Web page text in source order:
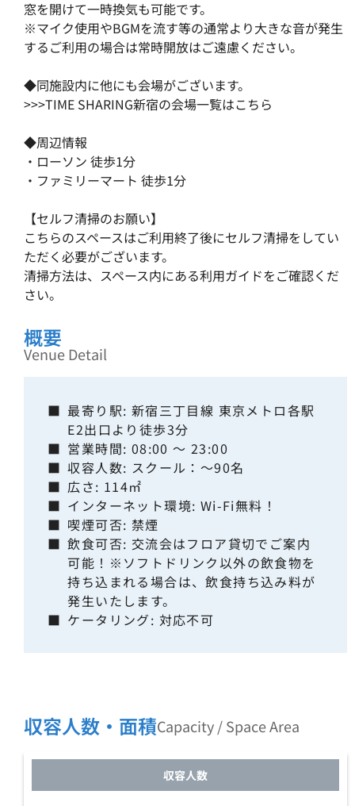
窓を開けて一時換気も可能です。
※マイク使用やBGMを流す等の通常より大きな音が発生
するご利用の場合は常時開放はご遠慮ください。
◆同施設内に他にも会場がございます。
>>>TIME SHARING新宿の会場一覧はこちら
◆周辺情報
・ローソン 徒歩1分
・ファミリーマート 徒歩1分
【セルフ清掃のお願い】
こちらのスペースはご利用終了後にセルフ清掃をしてい
ただく必要がございます。
清掃方法は、スペース内にある利用ガイドをご確認くだ
さい。
概要
Venue Detail
■ 最寄り駅: 新宿三丁目線 東京メトロ各駅
E2出口より徒歩3分
■ 営業時間: 08:00 ～ 23:00
■ 収容人数: スクール：～90名
■ 広さ: 114㎡
■ インターネット環境: Wi-Fi無料！
■ 喫煙可否: 禁煙
■ 飲食可否: 交流会はフロア貸切でご案内
可能！※ソフトドリンク以外の飲食物を
持ち込まれる場合は、飲食持ち込み料が
発生いたします。
■ ケータリング: 対応不可
収容人数・面積Capacity / Space Area
収容人数